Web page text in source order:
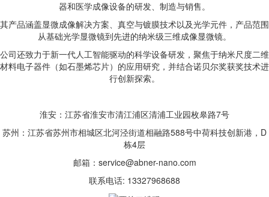
器和医学成像设备的研发、制造与销售。
其产品涵盖显微成像解决方案、真空与镀膜技术以及光学元件，产品范围
从基础光学显微镜到先进的纳米级三维成像显微镜。
公司还致力于新一代人工智能驱动的科学设备研发，聚焦于纳米尺度二维
材料电子器件（如石墨烯芯片）的应用研究，并结合诺贝尔奖获奖技术进
行创新探索。
淮安：江苏省淮安市清江浦区清浦工业园枚皋路7号
苏州：江苏省苏州市相城区北河泾街道相融路588号中荷科技创新港，D
栋4层
邮箱：service@abner-nano.com
联系电话: 13327968688